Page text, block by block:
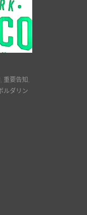
重要告知
ルダリン